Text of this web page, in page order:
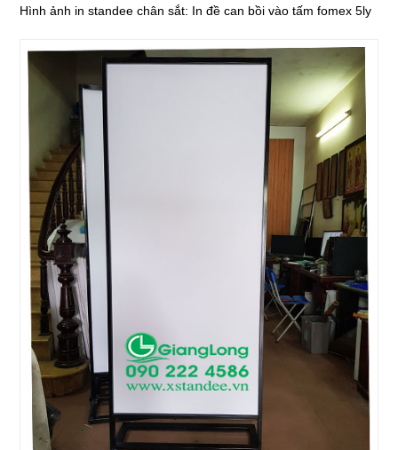
Hình ảnh in standee chân sắt: In đề can bồi vào tấm fomex 5ly